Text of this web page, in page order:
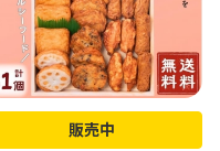
販売中